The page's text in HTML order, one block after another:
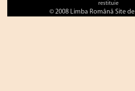
restituie
© 2008 Limba Română Site de